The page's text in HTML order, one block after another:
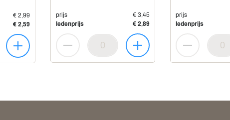
€ 2,99
€ 2,59
prijs
€ 3,45
ledenprijs
€ 2,89
prijs
ledenprijs